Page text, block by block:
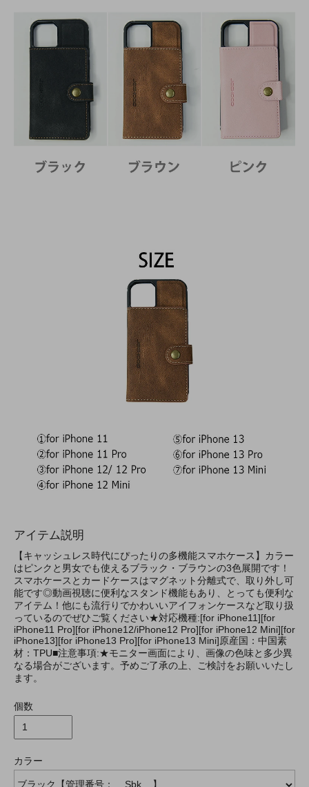
アイテム説明
【キャッシュレス時代にぴったりの多機能スマホケース】カラー
はピンクと男女でも使えるブラック・ブラウンの3色展開です！
スマホケースとカードケースはマグネット分離式で、取り外し可
能です◎動画視聴に便利なスタンド機能もあり、とっても便利な
アイテム！他にも流行りでかわいいアイフォンケースなど取り扱
っているのでぜひご覧ください★対応機種:[for iPhone11][for
iPhone11 Pro][for iPhone12/iPhone12 Pro][for iPhone12 Mini][for
iPhone13][for iPhone13 Pro][for iPhone13 Mini]原産国：中国素
材：TPU■注意事項:★モニター画面により、画像の色味と多少異
なる場合がございます。予めご了承の上、ご検討をお願いいたし
ます。
個数
カラー